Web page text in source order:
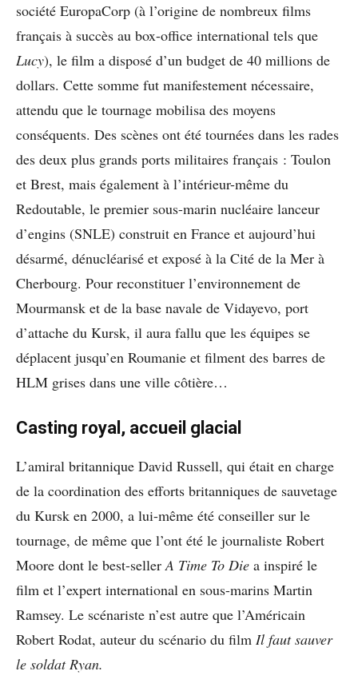
société EuropaCorp (à l’origine de nombreux films
français à succès au box-office international tels que
Lucy), le film a disposé d’un budget de 40 millions de
dollars. Cette somme fut manifestement nécessaire,
attendu que le tournage mobilisa des moyens
conséquents. Des scènes ont été tournées dans les rades
des deux plus grands ports militaires français : Toulon
et Brest, mais également à l’intérieur-même du
Redoutable, le premier sous-marin nucléaire lanceur
d’engins (SNLE) construit en France et aujourd’hui
désarmé, dénucléarisé et exposé à la Cité de la Mer à
Cherbourg. Pour reconstituer l’environnement de
Mourmansk et de la base navale de Vidayevo, port
d’attache du Kursk, il aura fallu que les équipes se
déplacent jusqu’en Roumanie et filment des barres de
HLM grises dans une ville côtière…
Casting royal, accueil glacial
L’amiral britannique David Russell, qui était en charge
de la coordination des efforts britanniques de sauvetage
du Kursk en 2000, a lui-même été conseiller sur le
tournage, de même que l’ont été le journaliste Robert
Moore dont le best-sellerA Time To Die a inspiré le
film et l’expert international en sous-marins Martin
Ramsey. Le scénariste n’est autre que l’Américain
Robert Rodat, auteur du scénario du film Il faut sauver
le soldat Ryan.